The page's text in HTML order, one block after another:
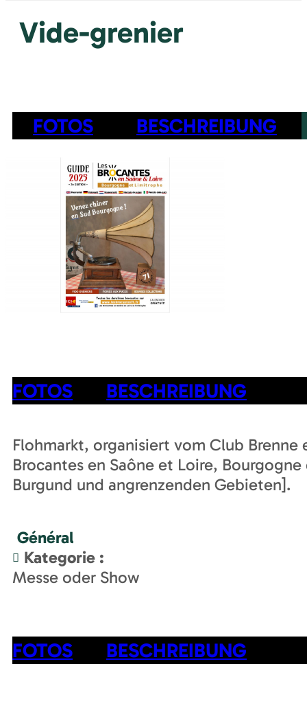
Vide-grenier
FOTOS BESCHREIBUNG
FOTOS BESCHREIBUNG
Flohmarkt, organisiert vom Club Brenne
Brocantes en Saône et Loire,
Burgund und angrenzenden Gebieten].
Général
Kategorie :
Messe oder Show
FOTOS BESCHREIBUNG